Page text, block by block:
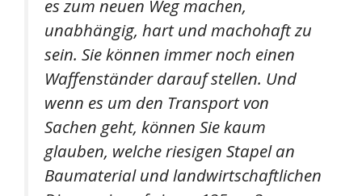
es zum neuen Weg machen,
unabhängig, hart und machohaft zu
sein. Sie können immer noch einen
Waffenständer darauf stellen. Und
wenn es um den Transport von
Sachen geht, können Sie kaum
glauben, welche riesigen Stapel an
Baumaterial und landwirtschaftlichen